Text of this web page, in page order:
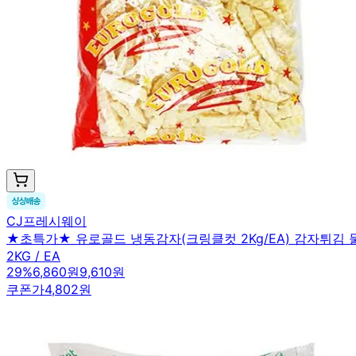
CJ프레시웨이
★초특가★ 유로골드 냉동감자(크링클컷 2Kg/EA) 감자튀김
2KG / EA
29%6,860원9,610원
쿠폰가4,802원